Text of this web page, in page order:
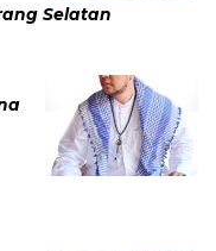
Selatan